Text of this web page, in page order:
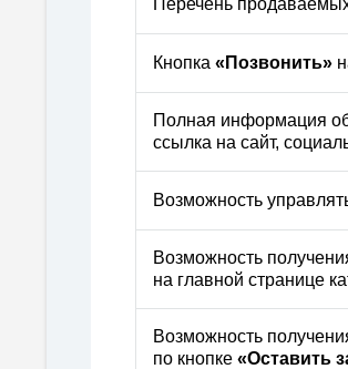
Перечень
Кнопка «Позвонить»
Полная информация об
ссылка на сайт,
Возможность
Возможность
на главной странице
Возможность
по кнопке «Оставить